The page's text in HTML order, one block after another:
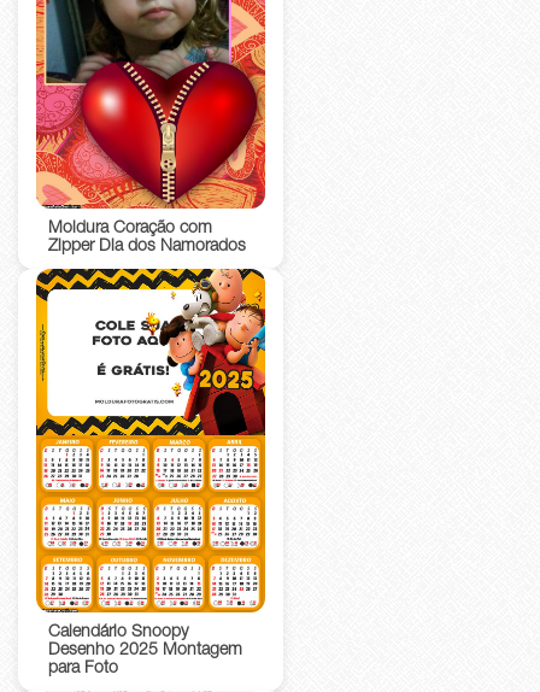
Moldura Coração com
Zipper Dia dos Namorados
Calendário Snoopy
Desenho 2025 Montagem
para Foto